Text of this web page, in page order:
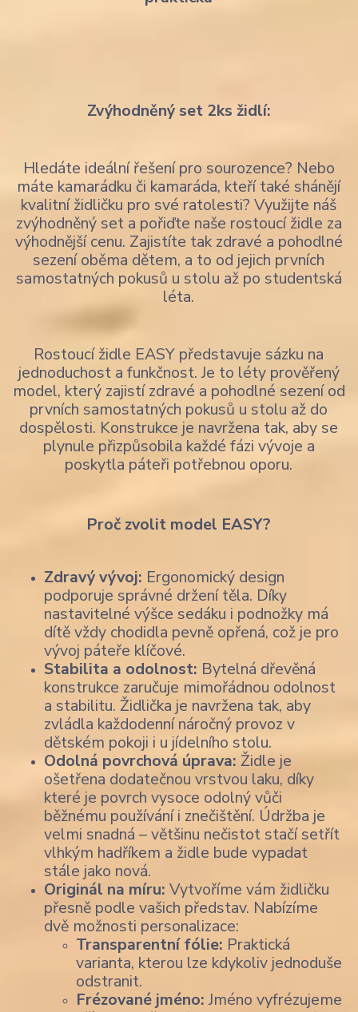
Zvýhodněný set 2ks židlí:
Hledáte ideální řešení pro sourozence? Nebo
máte kamarádku či kamaráda, kteří také shánějí
kvalitní židličku pro své ratolesti? Využijte náš
zvýhodněný set a pořiďte naše rostoucí židle za
výhodnější cenu. Zajistíte tak zdravé a pohodlné
sezení oběma dětem, a to od jejich prvních
samostatných pokusů u stolu až po studentská
léta.
Rostoucí židle EASY představuje sázku na
jednoduchost a funkčnost. Je to léty prověřený
model, který zajistí zdravé a pohodlné sezení od
prvních samostatných pokusů u stolu až do
dospělosti. Konstrukce je navržena tak, aby se
plynule přizpůsobila každé fázi vývoje a
poskytla páteři potřebnou oporu.
Proč zvolit model EASY?
Zdravý vývoj: Ergonomický design
podporuje správné držení těla. Díky
nastavitelné výšce sedáku i podnožky má
dítě vždy chodidla pevně opřená, což je pro
vývoj páteře klíčové.
Stabilita a odolnost: Bytelná dřevěná
konstrukce zaručuje mimořádnou odolnost
a stabilitu. Židlička je navržena tak, aby
zvládla každodenní náročný provoz v
dětském pokoji i u jídelního stolu.
Odolná povrchová úprava: Židle je
ošetřena dodatečnou vrstvou laku, díky
které je povrch vysoce odolný vůči
běžnému používání i znečištění. Údržba je
velmi snadná – většinu nečistot stačí setřít
vlhkým hadříkem a židle bude vypadat
stále jako nová.
Originál na míru: Vytvoříme vám židličku
přesně podle vašich představ. Nabízíme
dvě možnosti personalizace:
Transparentní fólie: Praktická
varianta, kterou lze kdykoliv jednoduše
odstranit.
Frézované jméno:Jméno vyfrézujeme